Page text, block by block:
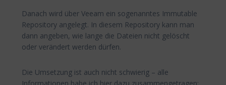
Danach wird über Veeam ein sogenanntes Immutable
Repository angelegt. In diesem Repository kann man
dann angeben, wie lange die Dateien nicht gelöscht
oder verändert werden dürfen.
Die Umsetzung ist auch nicht schwierig – alle